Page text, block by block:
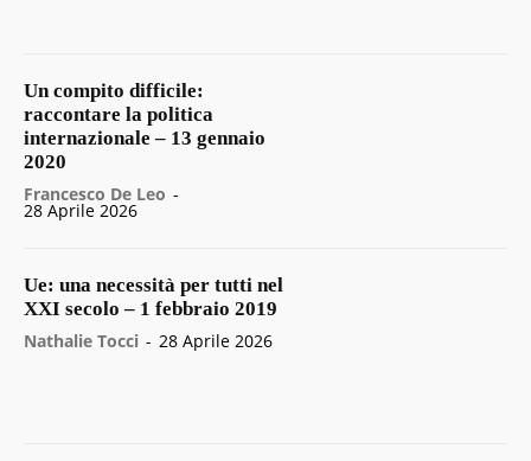
Un compito difficile:
raccontare la politica
internazionale – 13 gennaio
2020
Francesco De Leo -
28 Aprile 2026
Ue: una necessità per tutti nel
XXI secolo – 1 febbraio 2019
Nathalie Tocci - 28 Aprile 2026